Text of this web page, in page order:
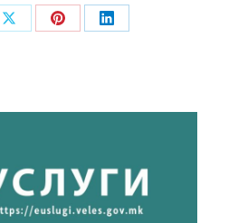
Share Share Share